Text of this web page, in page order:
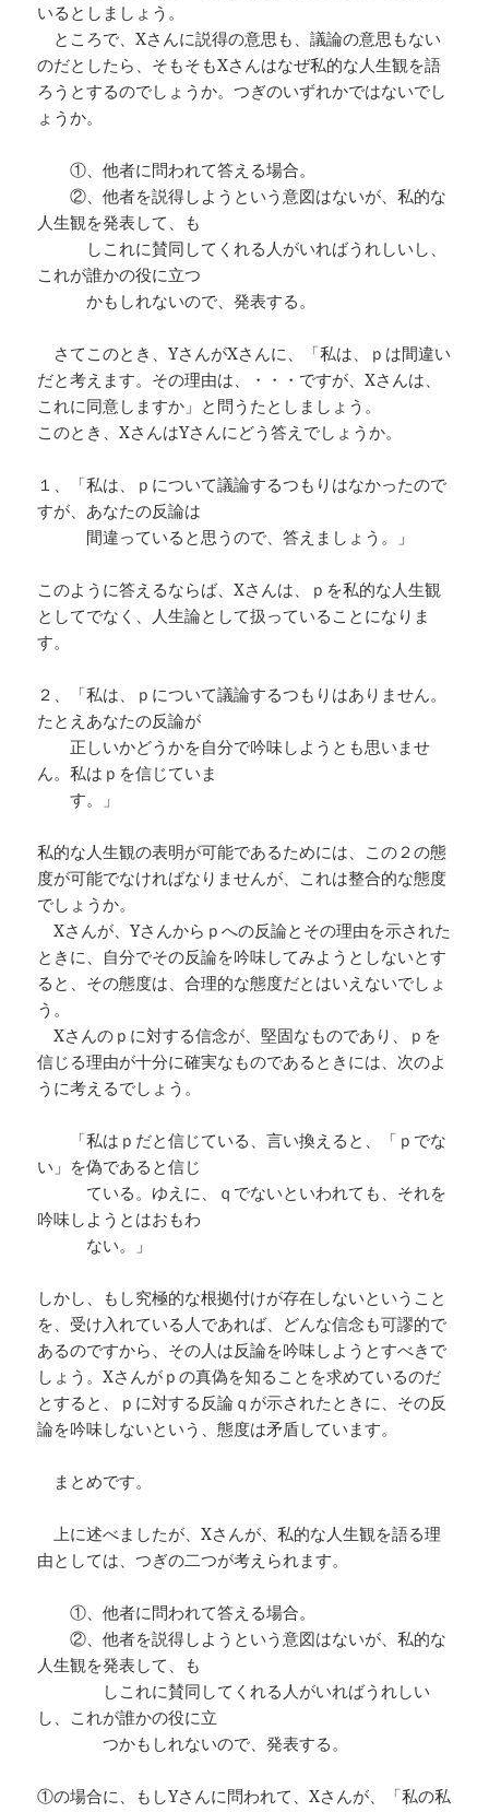
いるとしましょう。
ところで、Xさんに説得の意思も、議論の意思もない
のだとしたら、そもそもXさんはなぜ私的な人生観を語
ろうとするのでしょうか。つぎのいずれかではないでし
ょうか。
①、他者に問われて答える場合。
②、他者を説得しようという意図はないが、私的な
人生観を発表して、も
しこれに賛同してくれる人がいればうれしいし、
これが誰かの役に立つ
かもしれないので、発表する。
さてこのとき、YさんがXさんに、「私は、ｐは間違い
だと考えます。その理由は、・・・ですが、Xさんは、
これに同意しますか」と問うたとしましょう。
このとき、XさんはYさんにどう答えでしょうか。
１、「私は、ｐについて議論するつもりはなかったので
すが、あなたの反論は
間違っていると思うので、答えましょう。」
このように答えるならば、Xさんは、ｐを私的な人生観
としてでなく、人生論として扱っていることになりま
す。
２、「私は、ｐについて議論するつもりはありません。
たとえあなたの反論が
正しいかどうかを自分で吟味しようとも思いませ
ん。私はｐを信じていま
す。」
私的な人生観の表明が可能であるためには、この２の態
度が可能でなければなりませんが、これは整合的な態度
でしょうか。
Xさんが、Yさんからｐへの反論とその理由を示された
ときに、自分でその反論を吟味してみようとしないとす
ると、その態度は、合理的な態度だとはいえないでしょ
う。
Xさんのｐに対する信念が、堅固なものであり、ｐを
信じる理由が十分に確実なものであるときには、次のよ
うに考えるでしょう。
「私はｐだと信じている、言い換えると、「ｐでな
い」を偽であると信じ
ている。ゆえに、ｑでないといわれても、それを
吟味しようとはおもわ
ない。」
しかし、もし究極的な根拠付けが存在しないということ
を、受け入れている人であれば、どんな信念も可謬的で
あるのですから、その人は反論を吟味しようとすべきで
しょう。Xさんがｐの真偽を知ることを求めているのだ
とすると、ｐに対する反論ｑが示されたときに、その反
論を吟味しないという、態度は矛盾しています。
まとめです。
上に述べましたが、Xさんが、私的な人生観を語る理
由としては、つぎの二つが考えられます。
①、他者に問われて答える場合。
②、他者を説得しようという意図はないが、私的な
人生観を発表して、も
しこれに賛同してくれる人がいればうれしい
し、これが誰かの役に立
つかもしれないので、発表する。
①の場合に、もしYさんに問われて、Xさんが、「私の私